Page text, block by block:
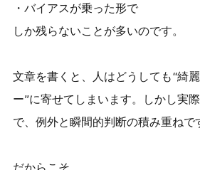
・バイアスが乗った形で
しか残らないことが多いのです。
文章を書くと、人はどうしても“綺
ー”に寄せてしまいます。しかし実
で、例外と瞬間的判断の積み重ねで
だからこそ、